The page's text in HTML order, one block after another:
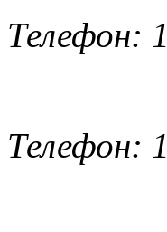
Телефон:
Телефон: